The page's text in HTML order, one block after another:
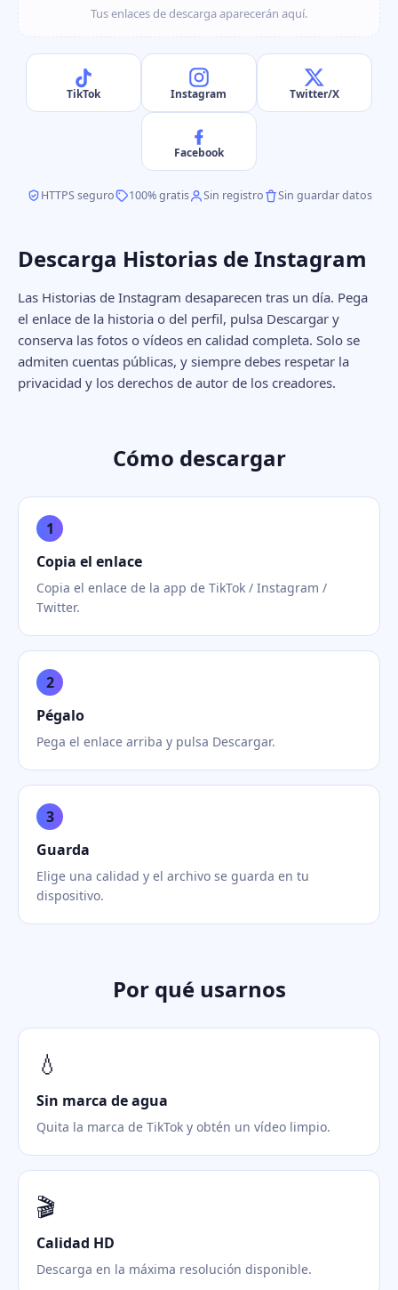
Tus enlaces de descarga aparecerán aquí.
TikTok Instagram Twitter/X
Facebook
HTTPS seguro 100% gratis Sin registro Sin guardar datos
Descarga Historias de Instagram
Las Historias de Instagram desaparecen tras un día. Pega
el enlace de la historia o del perfil, pulsa Descargar y
conserva las fotos o vídeos en calidad completa. Solo se
admiten cuentas públicas, y siempre debes respetar la
privacidad y los derechos de autor de los creadores.
Cómo descargar
1
Copia el enlace
Copia el enlace de la app de TikTok / Instagram /
Twitter.
2
Pégalo
Pega el enlace arriba y pulsa Descargar.
3
Guarda
Elige una calidad y el archivo se guarda en tu
dispositivo.
Por qué usarnos
💧
Sin marca de agua
Quita la marca de TikTok y obtén un vídeo limpio.
🎬
Calidad HD
Descarga en la máxima resolución disponible.